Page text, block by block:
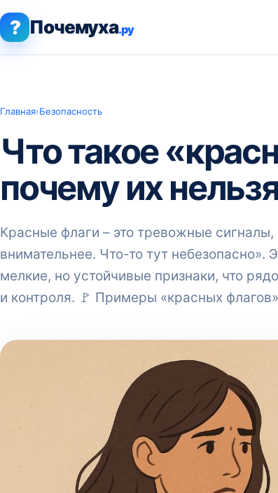
? Почемуха.ру
Главная›Безопасность
Что такое
почему их
Красные флаги – это тревожные
внимательнее. Что-то тут небезопасно».
мелкие, но устойчивые признаки, что
и контроля. 🚩 Примеры «красных